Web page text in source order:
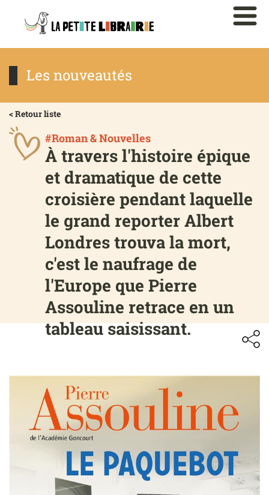
Les nouveautés
< Retour liste
#Roman & Nouvelles
À travers l'histoire épique
et dramatique de cette
croisière pendant laquelle
le grand reporter Albert
Londres trouva la mort,
c'est le naufrage de
l'Europe que Pierre
Assouline retrace en un
tableau saisissant.